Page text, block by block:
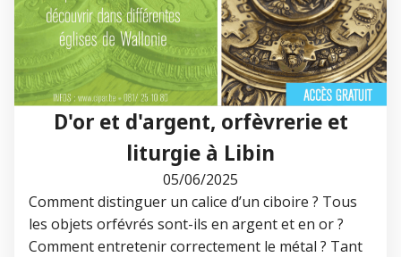
D'or et d'argent, orfèvrerie et
liturgie à Libin
05/06/2025
Comment distinguer un calice d’un ciboire ? Tous
les objets orfévrés sont-ils en argent et en or ?
Comment entretenir correctement le métal ? Tant